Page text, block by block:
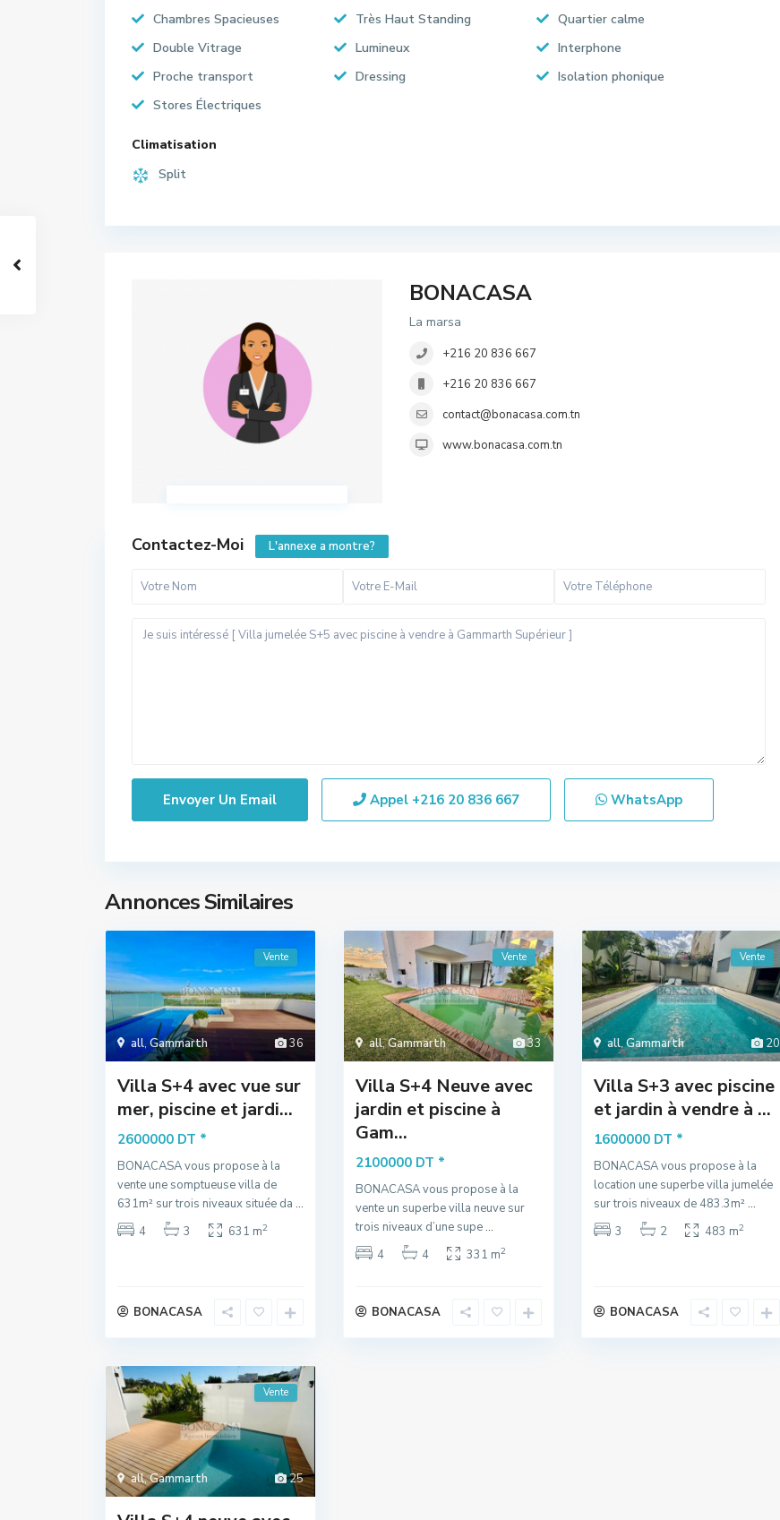
Chambres Spacieuses
Très Haut Standing
Quartier calme
Double Vitrage
Lumineux
Interphone
Proche transport
Dressing
Isolation phonique
Stores Électriques
Climatisation
Split
BONACASA
La marsa
+216 20 836 667
+216 20 836 667
contact@bonacasa.com.tn
www.bonacasa.com.tn
Contactez-Moi L'annexe a montre?
Appel +216 20 836 667 WhatsApp
Annonces Similaires
36
all,Gammarth
Vente
Villa S+4 avec vue sur
mer, piscine et jardi...
2600000 DT *
BONACASA vous propose à la
vente une somptueuse villa de
631m² sur trois niveaux située da ...
4
3 631 m2
BONACASA
33
all,Gammarth
Vente
Villa S+4 Neuve avec
jardin et piscine à
Gam...
2100000 DT *
BONACASA vous propose à la
vente un superbe villa neuve sur
trois niveaux d’une supe...
4
4 331 m2
BONACASA
20
all,Gammarth
Vente
Villa S+3 avec piscine
et jardin à vendre à ...
1600000 DT *
BONACASA vous propose à la
location une superbe villa jumelée
sur trois niveaux de 483.3m²...
3
2 483 m2
BONACASA
25
all,Gammarth
Vente